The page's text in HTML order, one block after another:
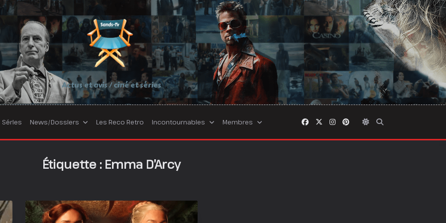
Actus et avis / ciné et séries
Séries News/Dossiers Les Reco Retro Incontournables Membres
Étiquette : Emma D’Arcy